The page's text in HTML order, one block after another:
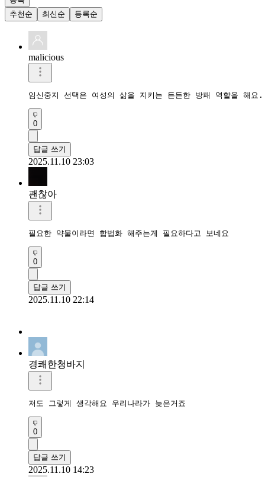
추천순
최신순 등록순
malicious
0
답글 쓰기
2025.11.10 23:03
괜찮아
필요한 약물이라면 합법화 해주는게 필요하다고 보네요
0
답글 쓰기
2025.11.10 22:14
경쾌한청바지
저도 그렇게 생각해요 우리나라가 늦은거죠
0
답글 쓰기
2025.11.10 14:23